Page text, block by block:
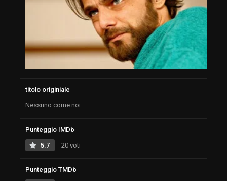
titolo originiale
Nessuno come noi
Punteggio IMDb
5.7 20 voti
Punteggio TMDb